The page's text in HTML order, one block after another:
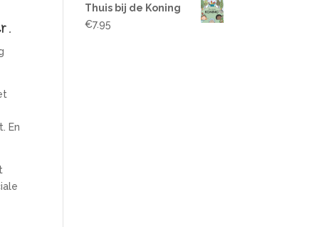
En
Thuis bij de Koning
€7.95